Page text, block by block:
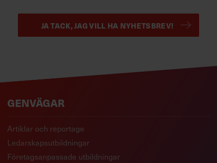
JA TACK, JAG VILL HA NYHETSBREV!
GENVÄGAR
Artiklar och reportage
Ledarskapsutbildningar
Företagsanpassade utbildningar